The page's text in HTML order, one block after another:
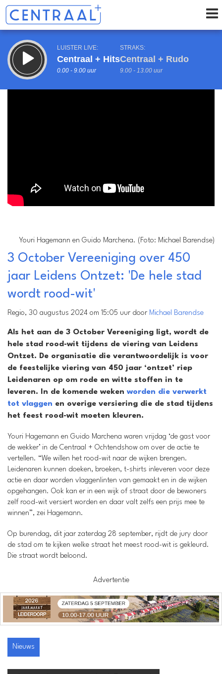
LUISTER LIVE:
Centraal + Hits
0.00 - 9.00 uur
STRAKS:
Centraal + Rudo
9.00 - 13.00 uur
Youri Hagemann en Guido Marchena. (Foto: Michael Barendse)
3 October Vereeniging over 450
jaar Leidens Ontzet: 'De hele stad
wordt rood-wit'
Regio, 30 augustus 2024 om 15:05 uur door Michael Barendse
Als het aan de 3 October Vereeniging ligt, wordt de
hele stad rood-wit tijdens de viering van Leidens
Ontzet. De organisatie die verantwoordelijk is voor
de feestelijke viering van 450 jaar ‘ontzet’ riep
Leidenaren op om rode en witte stoffen in te
leveren. In de komende weken worden die verwerkt
tot vlaggen en overige versiering die de stad tijdens
het feest rood-wit moeten kleuren.
Youri Hagemann en Guido Marchena waren vrijdag ‘de gast voor
de wekker’ in de Centraal + Ochtendshow om over de actie te
vertellen. “We willen het rood-wit naar de wijken brengen.
Leidenaren kunnen doeken, broeken, t-shirts inleveren voor deze
actie en daar worden vlaggenlinten van gemaakt en in de wijken
opgehangen. Ook kan er in een wijk of straat door de bewoners
zelf rood-wit versiert worden en daar valt zelfs een prijs mee te
winnen”, zei Hagemann.
Op burendag, dit jaar zaterdag 28 september, rijdt de jury door
de stad om te kijken welke straat het meest rood-wit is gekleurd.
Die straat wordt beloond.
Advertentie
Nieuws